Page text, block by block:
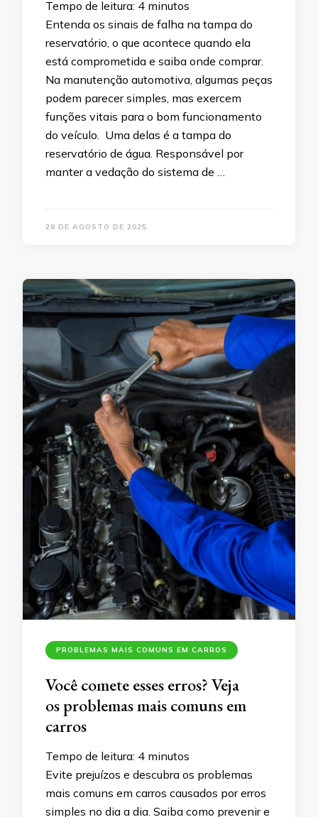
Tempo de leitura: 4 minutos
Entenda os sinais de falha na tampa do
reservatório, o que acontece quando ela
está comprometida e saiba onde comprar.
Na manutenção automotiva, algumas peças
podem parecer simples, mas exercem
funções vitais para o bom funcionamento
do veículo. Uma delas é a tampa do
reservatório de água. Responsável por
manter a vedação do sistema de …
28 DE AGOSTO DE 2025
PROBLEMAS MAIS COMUNS EM CARROS
Você comete esses erros? Veja
os problemas mais comuns em
carros
Tempo de leitura: 4 minutos
Evite prejuízos e descubra os problemas
mais comuns em carros causados por erros
simples no dia a dia. Saiba como prevenir e